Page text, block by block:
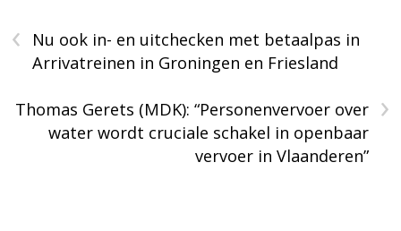
‹
Nu ook in- en uitchecken met betaalpas in
Arrivatreinen in Groningen en Friesland
›
Thomas Gerets (MDK): “Personenvervoer over
water wordt cruciale schakel in openbaar
vervoer in Vlaanderen”